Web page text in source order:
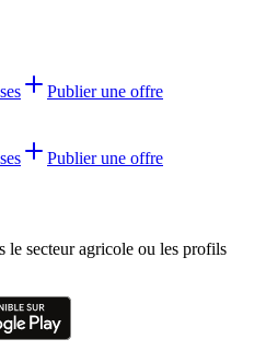
Publier une offre
Publier une offre
le secteur agricole ou les profils